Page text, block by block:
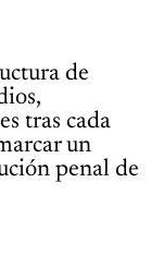
de
tras cada
un
penal de